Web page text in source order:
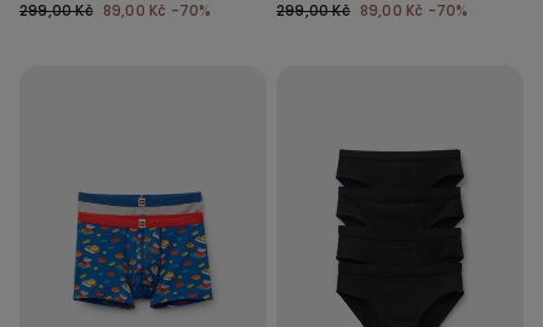
Mario
299,00 Kč 89,00 Kč -70%
Mario
299,00 Kč 89,00 Kč -70%